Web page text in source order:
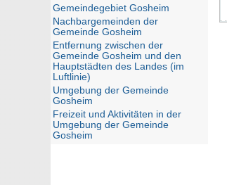
Gemeindegebiet Gosheim
Nachbargemeinden der
Gemeinde Gosheim
Entfernung zwischen der
Gemeinde Gosheim und den
Hauptstädten des Landes (im
Luftlinie)
Umgebung der Gemeinde
Gosheim
Freizeit und Aktivitäten in der
Umgebung der Gemeinde
Gosheim